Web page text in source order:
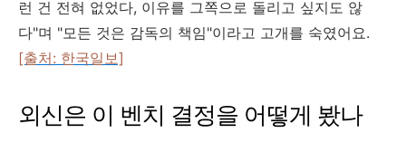
런 건 전혀 없었다, 이유를 그쪽으로 돌리고 싶지도 않
다"며 "모든 것은 감독의 책임"이라고 고개를 숙였어요.
[출처: 한국일보]
외신은 이 벤치 결정을 어떻게 봤나